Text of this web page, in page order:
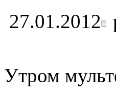
27.01.2012
Утром